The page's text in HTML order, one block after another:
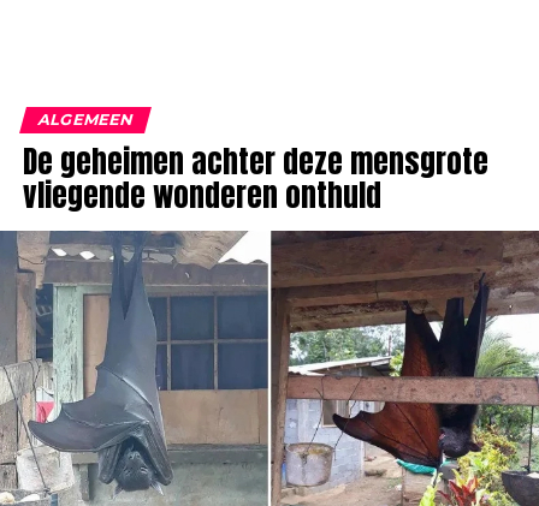
ALGEMEEN
De geheimen achter deze mensgrote
vliegende wonderen onthuld